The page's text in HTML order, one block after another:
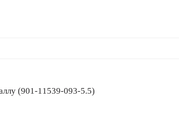
(901-11539-093-5.5)